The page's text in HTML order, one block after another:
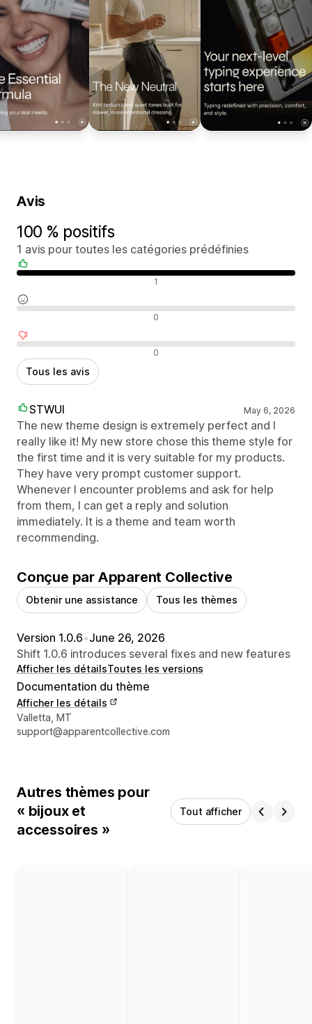
Avis
100 % positifs
1 avis pour toutes les catégories prédéfinies
1
0
0
Tous les avis
STWUI May 6, 2026
The new theme design is extremely perfect and I
really like it! My new store chose this theme style for
the first time and it is very suitable for my products.
They have very prompt customer support.
Whenever I encounter problems and ask for help
from them, I can get a reply and solution
immediately. It is a theme and team worth
recommending.
Conçue par Apparent Collective
Obtenir une assistance Tous les thèmes
Version 1.0.6•June 26, 2026
Shift 1.0.6 introduces several fixes and new features
Afficher les détailsToutes les versions
Documentation du thème
Afficher les détails
Coordonnées du concepteur
Valletta, MT
support@apparentcollective.com
Autres thèmes pour
« bijoux et
accessoires »
Tout afficher